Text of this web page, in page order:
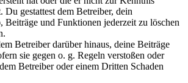
Du gestattest dem Betreiber, dein
Beiträge und Funktionen jederzeit zu löschen
Betreiber darüber hinaus, deine Beiträge
sie gegen o. g. Regeln verstoßen oder
Betreiber oder einem Dritten Schaden